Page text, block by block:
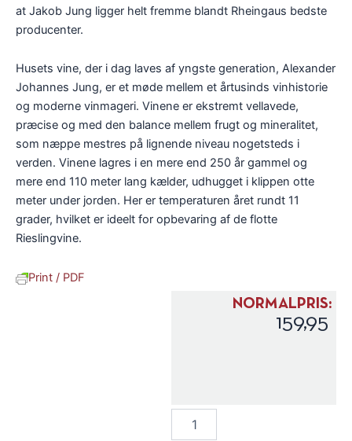
at Jakob Jung ligger helt fremme blandt Rheingaus bedste
producenter.
Husets vine, der i dag laves af yngste generation, Alexander
Johannes Jung, er et møde mellem et årtusinds vinhistorie
og moderne vinmageri. Vinene er ekstremt vellavede,
præcise og med den balance mellem frugt og mineralitet,
som næppe mestres på lignende niveau nogetsteds i
verden. Vinene lagres i en mere end 250 år gammel og
mere end 110 meter lang kælder, udhugget i klippen otte
meter under jorden. Her er temperaturen året rundt 11
grader, hvilket er ideelt for opbevaring af de flotte
Rieslingvine.
Print / PDF
NORMALPRIS:
159,95
Jakob